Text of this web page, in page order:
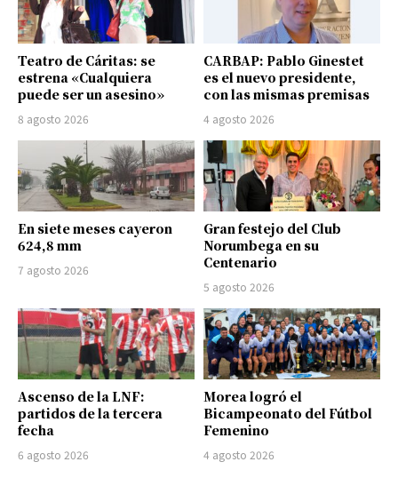
Teatro de Cáritas: se
estrena «Cualquiera
puede ser un asesino»
8 agosto 2026
CARBAP: Pablo Ginestet
es el nuevo presidente,
con las mismas premisas
4 agosto 2026
En siete meses cayeron
624,8 mm
7 agosto 2026
Gran festejo del Club
Norumbega en su
Centenario
5 agosto 2026
Ascenso de la LNF:
partidos de la tercera
fecha
6 agosto 2026
Morea logró el
Bicampeonato del Fútbol
Femenino
4 agosto 2026